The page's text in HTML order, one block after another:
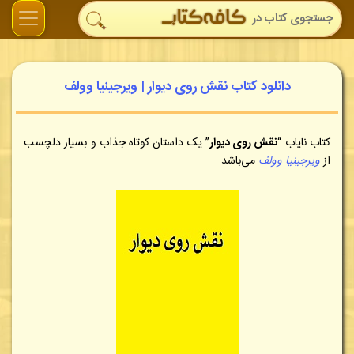
دانلود کتاب نقش روی دیوار | ویرجینیا وولف
کتاب نایاب “نقش روی دیوار” یک داستان کوتاه جذاب و بسیار دلچسب
ازویرجینیا وولف می‌باشد.